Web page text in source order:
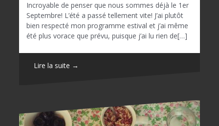
Incroyable de penser que nous sommes déjà le 1er
Septembre! L’été a passé tellement vite! J’ai plutôt
bien respecté mon programme estival et j’ai même
été plus vorace que prévu, puisque j’ai lu rien de[…]
Lire la suite →